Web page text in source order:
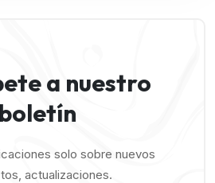
a nuestro
boletín
solo sobre nuevos
actualizaciones.